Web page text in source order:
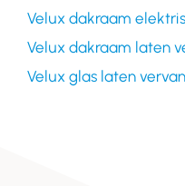
Velux dakraam
Velux dakraam laten
Velux glas laten